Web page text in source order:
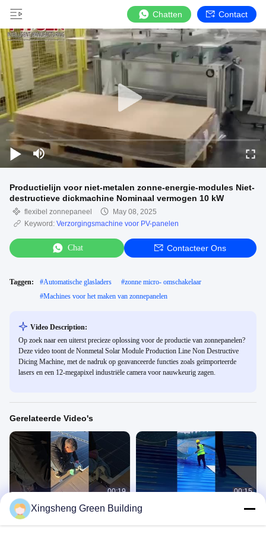
Chatten Contact
Productielijn voor niet-metalen zonne-energie-modules Niet-
destructieve dickmachine Nominaal vermogen 10 kW
flexibel zonnepaneel
May 08, 2025
Keyword: Verzorgingsmachine voor PV-panelen
Chat Contacteer Ons
Taggen: #Automatische glasladers #zonne micro- omschakelaar
#Machines voor het maken van zonnepanelen
Video Description:
Op zoek naar een uiterst precieze oplossing voor de productie van zonnepanelen?
Deze video toont de Nonmetal Solar Module Production Line Non Destructive
Dicing Machine, met de nadruk op geavanceerde functies zoals geïmporteerde
lasers en een 12-megapixel industriële camera voor nauwkeurig zagen.
Gerelateerde Video's
00:19
Wil je het lichtgewicht, maar ben je
bang dat het niet sterk genoeg is?
00:15
Installeer flexibele zonnepanelen in
Xingsheng Green Building